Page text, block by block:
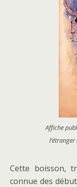
Affiche
Cette boisson,
connue des